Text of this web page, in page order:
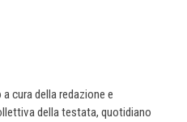
cura della redazione e
della testata, quotidiano